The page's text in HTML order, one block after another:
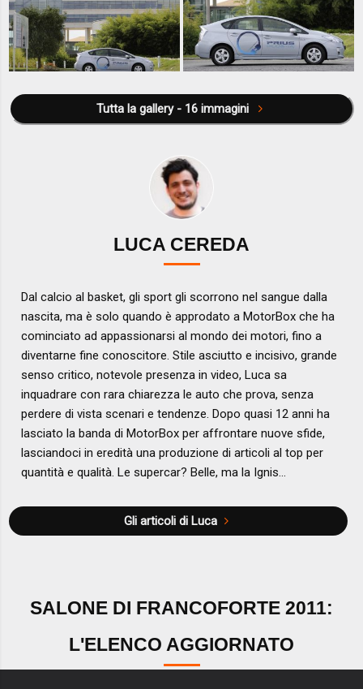
Tutta la gallery - 16 immagini
LUCA CEREDA
Dal calcio al basket, gli sport gli scorrono nel sangue dalla
nascita, ma è solo quando è approdato a MotorBox che ha
cominciato ad appassionarsi al mondo dei motori, fino a
diventarne fine conoscitore. Stile asciutto e incisivo, grande
senso critico, notevole presenza in video, Luca sa
inquadrare con rara chiarezza le auto che prova, senza
perdere di vista scenari e tendenze. Dopo quasi 12 anni ha
lasciato la banda di MotorBox per affrontare nuove sfide,
lasciandoci in eredità una produzione di articoli al top per
quantità e qualità. Le supercar? Belle, ma la Ignis...
Gli articoli di Luca
SALONE DI FRANCOFORTE 2011:
L'ELENCO AGGIORNATO